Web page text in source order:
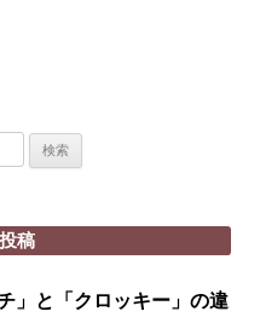
稿
」と「クロッキー」の違